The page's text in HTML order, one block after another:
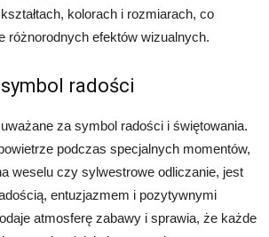
kolorach i rozmiarach, co
różnorodnych efektów wizualnych.
radości
za symbol radości i świętowania.
podczas specjalnych momentów,
weselu czy sylwestrowe odliczanie, jest
entuzjazmem i pozytywnymi
atmosferę zabawy i sprawia, że każde